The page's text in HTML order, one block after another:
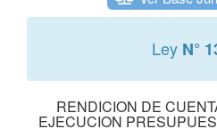
Ley N°
RENDICION DE
EJECUCION